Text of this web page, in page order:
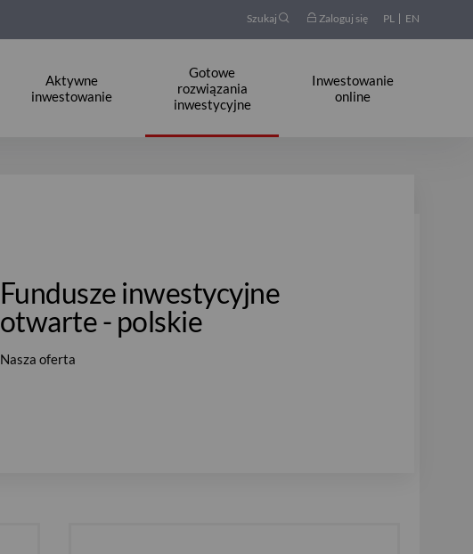
Szukaj Zaloguj się PL EN
Aktywne
inwestowanie
Gotowe
rozwiązania
inwestycyjne
Inwestowanie
online
Fundusze inwestycyjne
otwarte - polskie
Nasza oferta